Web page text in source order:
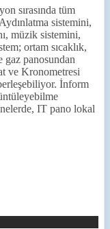
sırasında tüm
sistemini,
müzik sistemini,
ortam sıcaklık,
gaz panosundan
ve Kronometresi
İnform
IT pano lokal